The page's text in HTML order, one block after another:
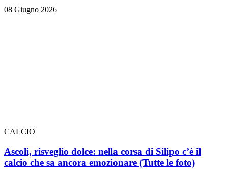
08 Giugno 2026
CALCIO
Ascoli, risveglio dolce: nella corsa di Silipo c’è il
calcio che sa ancora emozionare (Tutte le foto)